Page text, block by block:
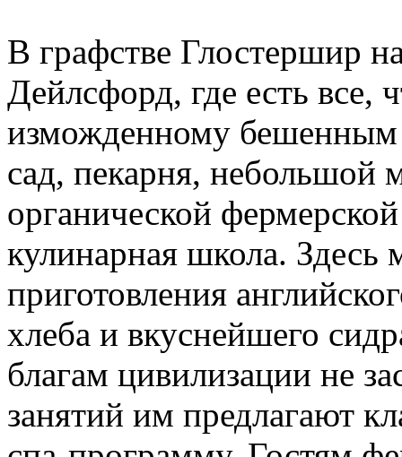
В графстве Глостершир
Дейлсфорд, где есть все,
изможденному
сад, пекарня, небольшой
органической
кулинарная школа. Здесь
приготовления
хлеба и вкуснейшего
благам цивилизации не
занятий им предлагают